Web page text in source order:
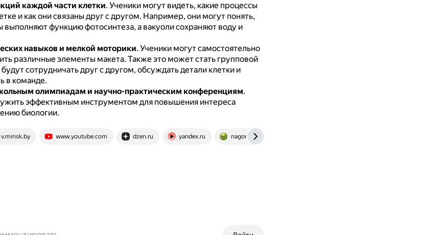
каждой части клетки. Ученики могут видеть, какие процессы
и как они связаны друг с другом. Например, они могут понять,
выполняют функцию фотосинтеза, а вакуоли сохраняют воду и
навыков и мелкой моторики. Ученики могут самостоятельно
различные элементы макета. Также это может стать групповой
будут сотрудничать друг с другом, обсуждать детали клетки и
в команде.
олимпиадам и научно-практическим конференциям.
эффективным инструментом для повышения интереса
биологии.
v.minsk.by www.youtube.com dzen.ru yandex.ru nagoroh.ru